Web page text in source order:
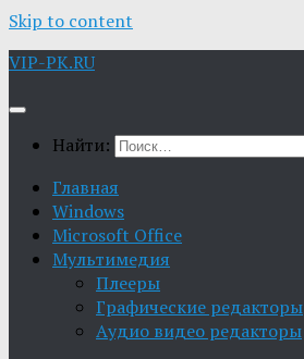
Skip to content
VIP-PK.RU
Найти:
Главная
Windows
Microsoft Office
Мультимедия
Плееры
Графические редакторы
Aудио видео редакторы